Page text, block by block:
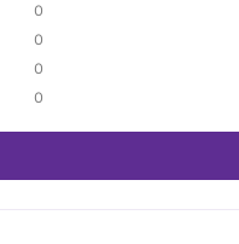
0
0
0
0